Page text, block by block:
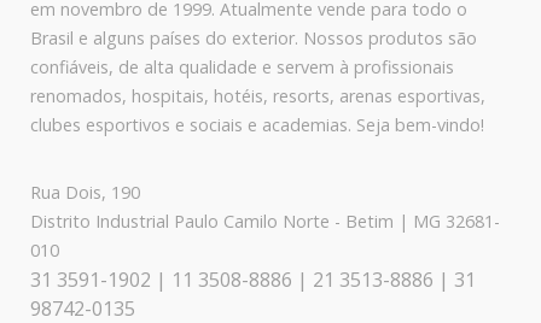
em novembro de 1999. Atualmente vende para todo o
Brasil e alguns países do exterior. Nossos produtos são
confiáveis, de alta qualidade e servem à profissionais
renomados, hospitais, hotéis, resorts, arenas esportivas,
clubes esportivos e sociais e academias. Seja bem-vindo!
Rua Dois, 190
Distrito Industrial Paulo Camilo Norte - Betim | MG 32681-
010
31 3591-1902 | 11 3508-8886 | 21 3513-8886 | 31
98742-0135